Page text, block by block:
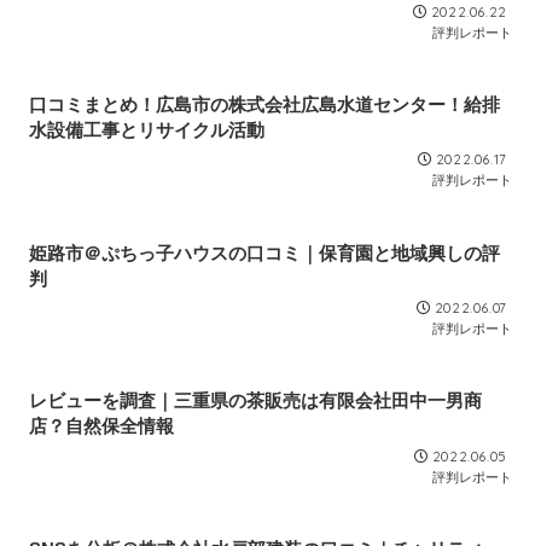
2022.06.22
評判レポート
口コミまとめ！広島市の株式会社広島水道センター！給排
水設備工事とリサイクル活動
2022.06.17
評判レポート
姫路市＠ぷちっ子ハウスの口コミ｜保育園と地域興しの評
判
2022.06.07
評判レポート
レビューを調査｜三重県の茶販売は有限会社田中一男商
店？自然保全情報
2022.06.05
評判レポート